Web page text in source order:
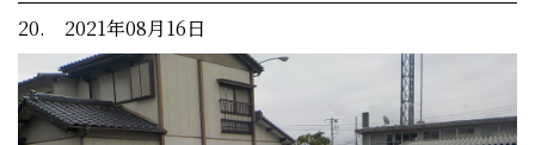
20. 2021年08月16日